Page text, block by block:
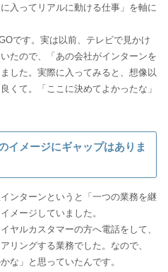
入ってリアルに動ける仕事」を軸に
です。実は以前、テレビで見かけ
たので、「あの会社がインターンを
した。実際に入ってみると、想像以
くて。「ここに決めてよかったな」
イメージにギャップはありま
ンターンというと「一つの業務を継
メージしていました。
ヤルカスタマーの方へ電話をして、
リングする業務でした。なので、
な」と思っていたんです。